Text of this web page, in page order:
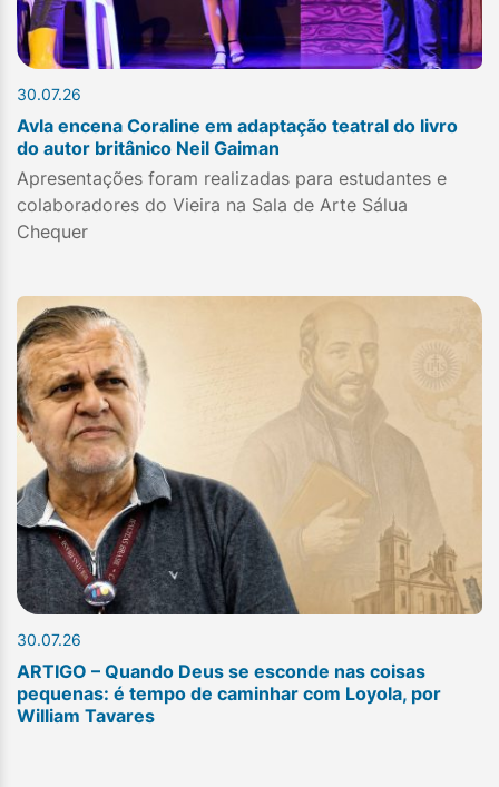
30.07.26
Avla encena Coraline em adaptação teatral do livro
do autor britânico Neil Gaiman
Apresentações foram realizadas para estudantes e
colaboradores do Vieira na Sala de Arte Sálua
Chequer
30.07.26
ARTIGO – Quando Deus se esconde nas coisas
pequenas: é tempo de caminhar com Loyola, por
William Tavares